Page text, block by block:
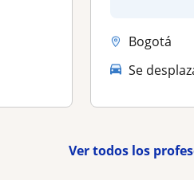
Bogotá
Se
Ver todos los